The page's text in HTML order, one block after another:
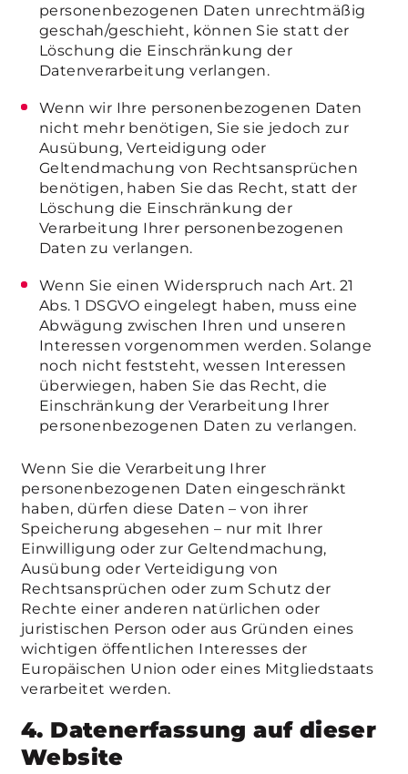
personenbezogenen Daten unrechtmäßig
geschah/geschieht, können Sie statt der
Löschung die Einschränkung der
Datenverarbeitung verlangen.
Wenn wir Ihre personenbezogenen Daten
nicht mehr benötigen, Sie sie jedoch zur
Ausübung, Verteidigung oder
Geltendmachung von Rechtsansprüchen
benötigen, haben Sie das Recht, statt der
Löschung die Einschränkung der
Verarbeitung Ihrer personenbezogenen
Daten zu verlangen.
Wenn Sie einen Widerspruch nach Art. 21
Abs. 1 DSGVO eingelegt haben, muss eine
Abwägung zwischen Ihren und unseren
Interessen vorgenommen werden. Solange
noch nicht feststeht, wessen Interessen
überwiegen, haben Sie das Recht, die
Einschränkung der Verarbeitung Ihrer
personenbezogenen Daten zu verlangen.
Wenn Sie die Verarbeitung Ihrer
personenbezogenen Daten eingeschränkt
haben, dürfen diese Daten – von ihrer
Speicherung abgesehen – nur mit Ihrer
Einwilligung oder zur Geltendmachung,
Ausübung oder Verteidigung von
Rechtsansprüchen oder zum Schutz der
Rechte einer anderen natürlichen oder
juristischen Person oder aus Gründen eines
wichtigen öffentlichen Interesses der
Europäischen Union oder eines Mitgliedstaats
verarbeitet werden.
4. Datenerfassung auf dieser
Website